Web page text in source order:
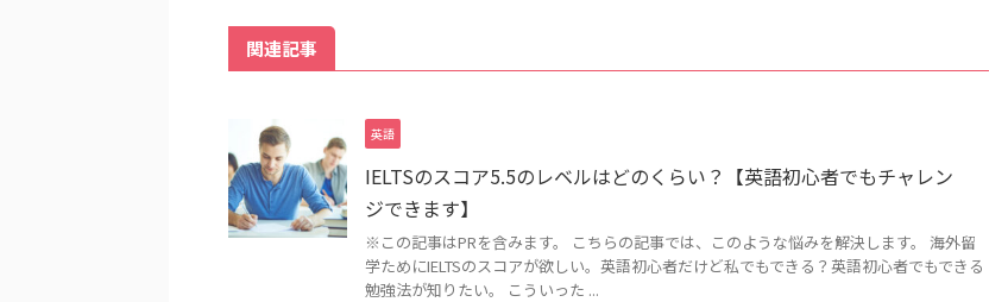
関連記事
英語
IELTSのスコア5.5のレベルはどのくらい？【英語初心者でもチャレン
ジできます】
※この記事はPRを含みます。 こちらの記事では、このような悩みを解決します。 海外留
学ためにIELTSのスコアが欲しい。英語初心者だけど私でもできる？英語初心者でもできる
勉強法が知りたい。 こういった ...